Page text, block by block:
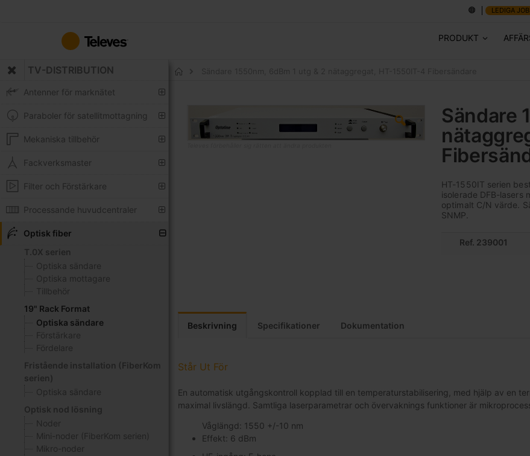
innehållet
LEDIGA
PRODUKT
TV-DISTRIBUTION
Antenner för marknätet
Paraboler för satellitmottagning
Mekaniska tillbehör
Fackverksmaster
Filter och Förstärkare
Processande huvudcentraler
Optisk fiber
T.0X serien
Optiska sändare
Optiska mottagare
Tillbehör
19" Rack Format
Optiska sändare
Förstärkare
Fördelare
Fristående installation (FiberKom
serien)
Optiska sändare
Optisk nod lösning
Noder
Mini-noder (FiberKom serien)
Mikro-noder
Sändare
HT-1550IT serien
isolerade DFB-lasers
optimalt C/N värde.
SNMP.
Ref. 239001
slutet
Beskrivning Specifikationer Dokumentation
Står Ut För
En automatisk utgångskontroll kopplad till en temperaturstabilisering, med hjälp av en
maximal livslängd. Samtliga laserparametrar och övervaknings funktioner är
Våglängd: 1550 +/-10 nm
Effekt: 6 dBm